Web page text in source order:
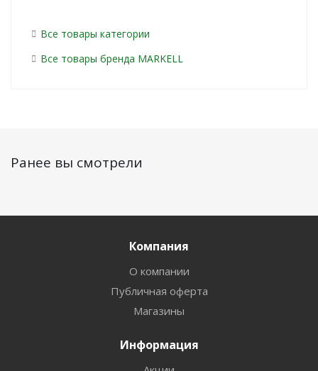
Все товары категории
Все товары бренда MARKELL
Ранее вы смотрели
Компания
О компании
Публичная оферта
Магазины
Информация